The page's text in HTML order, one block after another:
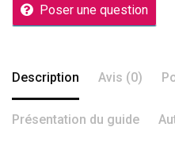
Poser une question
Description Avis (0)
Présentation du guide